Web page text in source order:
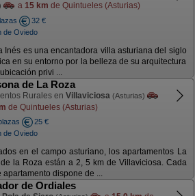
a 15 km de Quintueles (Asturias)
32 €
de Oviedo
Inés es una encantadora villa asturiana del siglo
en su entorno por la belleza de su arquitectura
privi ...
de La Roza
Rurales en Villaviciosa (Asturias)
de Quintueles (Asturias)
25 €
de Oviedo
en el campo asturiano, los apartamentos La
la Roza están a 2, 5 km de Villaviciosa. Cada
apartamento dispone de ...
de Ordiales